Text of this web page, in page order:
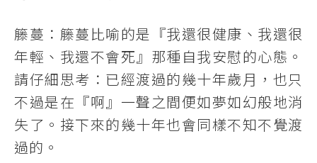
籐蔓：籐蔓比喻的是『我還很健康、我還很
年輕、我還不會死』那種自我安慰的心態。
請仔細思考：已經渡過的幾十年歲月，也只
不過是在『啊』一聲之間便如夢如幻般地消
失了。接下來的幾十年也會同樣不知不覺渡
過的。